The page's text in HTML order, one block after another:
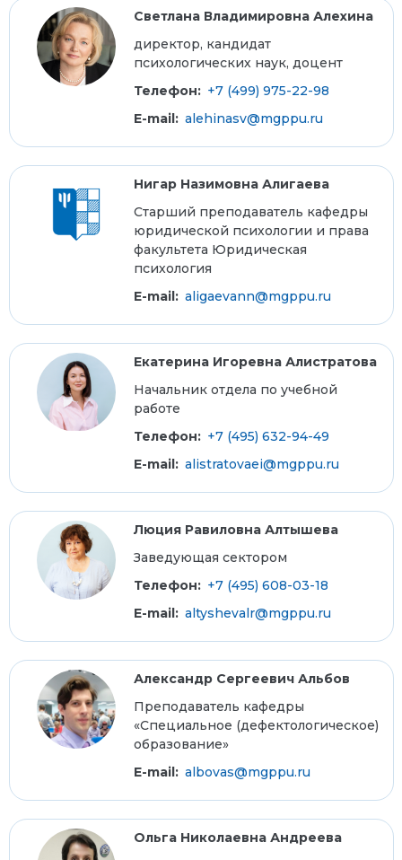
Светлана Владимировна Алехина
директор, кандидат
психологических наук, доцент
Телефон: +7 (499) 975-22-98
E-mail: alehinasv@mgppu.ru
Нигар Назимовна Алигаева
Старший преподаватель кафедры
юридической психологии и права
факультета Юридическая
психология
E-mail: aligaevann@mgppu.ru
Екатерина Игоревна Алистратова
Начальник отдела по учебной
работе
Телефон: +7 (495) 632-94-49
E-mail: alistratovaei@mgppu.ru
Люция Равиловна Алтышева
Заведующая сектором
Телефон: +7 (495) 608-03-18
E-mail: altyshevalr@mgppu.ru
Александр Сергеевич Альбов
Преподаватель кафедры
«Специальное (дефектологическое)
образование»
E-mail: albovas@mgppu.ru
Ольга Николаевна Андреева